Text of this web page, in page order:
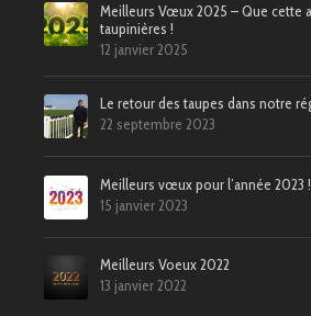
Meilleurs Vœux 2025 – Que cette
taupinières !
12 janvier 2025
Le retour des taupes dans notre
22 septembre 2023
Meilleurs vœux pour l’année 2023 !
15 janvier 2023
Meilleurs Voeux 2022
13 janvier 2022